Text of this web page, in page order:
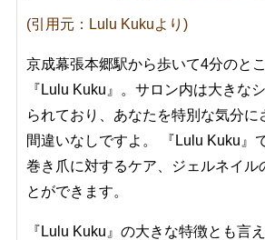
(引用元：Lulu Kukuより)
京成幕張本郷駅から歩いて4分のと
『Lulu Kuku』。サロン内は大きな
られており、あなたを特別な気分に
間違いなしですよ。 『Lulu Kuku』
巻き爪に対するケア、ジェルネイル
とができます。
『Lulu Kuku』の大きな特徴とも言